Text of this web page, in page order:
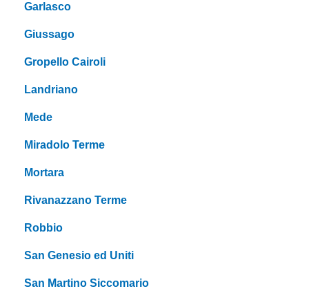
Garlasco
Giussago
Gropello Cairoli
Landriano
Mede
Miradolo Terme
Mortara
Rivanazzano Terme
Robbio
San Genesio ed Uniti
San Martino Siccomario